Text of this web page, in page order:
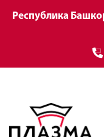
Республика